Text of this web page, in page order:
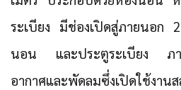
ระเบียง มีช่องเปิดสู่ภายนอ
นอน และประตูระเบียง ภาย
อากาศและพัดลมซึ่งเปิดใช้งา